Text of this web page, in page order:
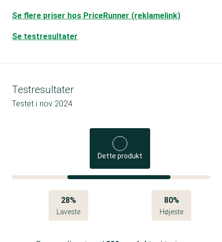
Se flere priser hos PriceRunner (reklamelink)
Se testresultater
Testresultater
Testet i nov 2024
Dette produkt
28%
Laveste
80%
Højeste